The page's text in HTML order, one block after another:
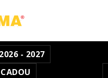
- 2027